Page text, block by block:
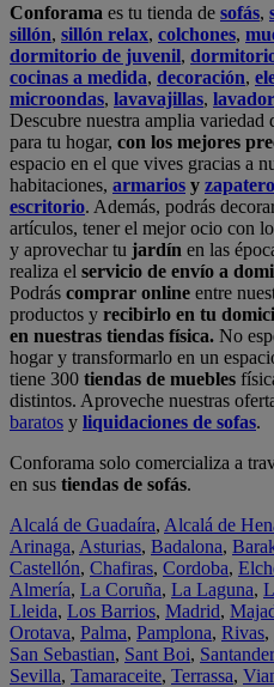
Conforama es tu tienda de sofás,
sillón, sillón relax, colchones,
dormitorio de juvenil,
cocinas a medida, decoración,
microondas, lavavajillas,
Descubre nuestra amplia variedad
para tu hogar, con los mejores
espacio en el que vives gracias a
habitaciones, armarios y
escritorio. Además, podrás
artículos, tener el mejor ocio con
y aprovechar tu jardín en las
realiza el servicio de envío a
Podrás comprar online entre
productos y recibirlo en tu
en nuestras tiendas física. No
hogar y transformarlo en un
tiene 300 tiendas de muebles
distintos. Aproveche nuestras
baratos y liquidaciones de sofas.
Conforama solo comercializa a
en sus tiendas de sofás.
Alcalá de Guadaíra, Alcalá de
Arinaga, Asturias, Badalona,
Castellón, Chafiras, Cordoba,
Almería, La Coruña, La Laguna,
Lleida, Los Barrios, Madrid,
Orotava, Palma, Pamplona, Rivas,
San Sebastian, Sant Boi, Santander
Sevilla, Tamaraceite, Terrassa,